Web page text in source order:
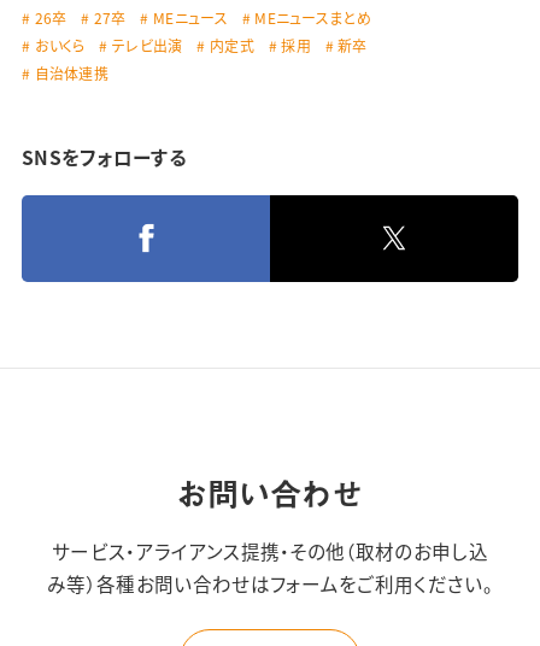
26卒 27卒 MEニュース
MEニュースまとめ
おいくら
テレビ出演 内定式 採用
新卒
自治体連携
SNSをフォローする
お問い合わせ
サービス・アライアンス提携・その他（取材のお申し込
み等）各種お問い合わせはフォームをご利用ください。